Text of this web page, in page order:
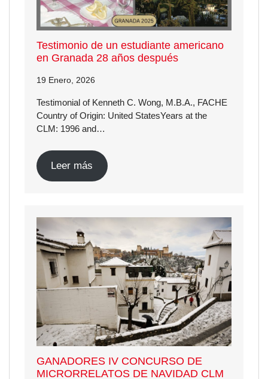
Testimonio de un estudiante americano
en Granada 28 años después
19 Enero, 2026
Testimonial of Kenneth C. Wong, M.B.A., FACHE
Country of Origin: United StatesYears at the
CLM: 1996 and…
Leer más
GANADORES IV CONCURSO DE
MICRORRELATOS DE NAVIDAD CLM